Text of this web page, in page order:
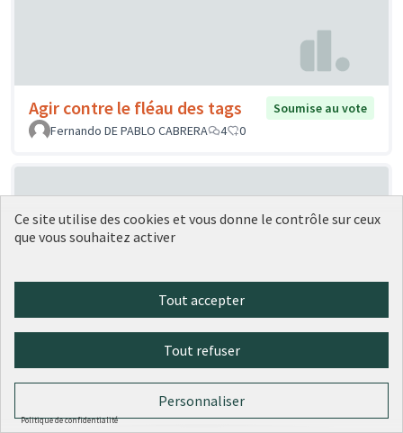
Agir contre le fléau des tags
Soumise au vote
Fernando DE PABLO CABRERA
4 0
Créer des parkings sécurisés pour
Pauline Marie DEGOUGE
2 0
Ce site utilise des cookies et vous donne le contrôle sur ceux
que vous souhaitez activer
Tout accepter
Tout refuser
Personnaliser
Politique de confidentialité